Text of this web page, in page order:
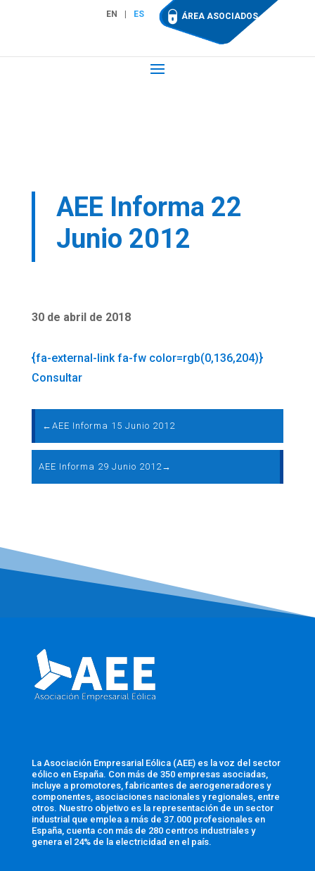
EN ES ÁREA ASOCIADOS
AEE Informa 22
Junio 2012
30 de abril de 2018
{fa-external-link fa-fw color=rgb(0,136,204)}
Consultar
← AEE Informa 15 Junio 2012
AEE Informa 29 Junio 2012→
La Asociación Empresarial Eólica (AEE) es la voz del sector
eólico en España. Con más de 350 empresas asociadas,
incluye a promotores, fabricantes de aerogeneradores y
componentes, asociaciones nacionales y regionales, entre
otros. Nuestro objetivo es la representación de un sector
industrial que emplea a más de 37.000 profesionales en
España, cuenta con más de 280 centros industriales y
genera el 24% de la electricidad en el país.